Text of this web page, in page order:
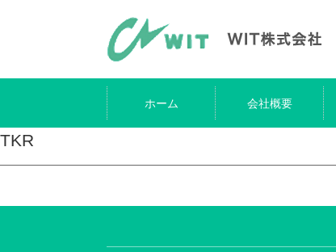
ホーム 会社概要
TKR